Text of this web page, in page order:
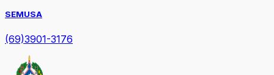
SEMUSA
(69)3901-3176